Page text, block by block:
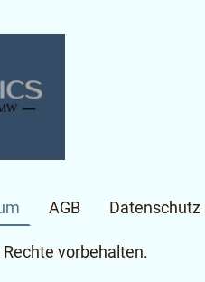
AGB Datenschutz
vorbehalten.